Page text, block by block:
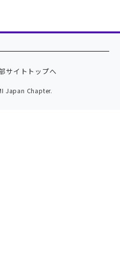
サイトトップへ
Japan Chapter.